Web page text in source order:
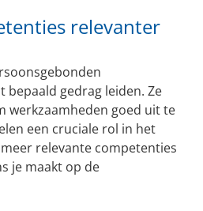
relevanter
bepaald gedrag leiden. Ze
werkzaamheden goed uit te
een cruciale rol in het
relevante competenties
je maakt op de